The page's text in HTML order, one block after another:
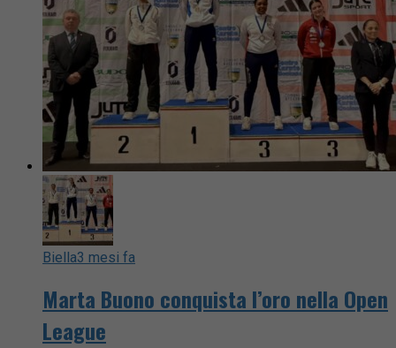
Biella3 mesi fa
Marta Buono conquista l’oro nella Open
League